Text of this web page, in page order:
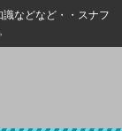
などなど・・スナフ